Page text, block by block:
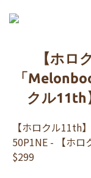
【ホロ
「
クル11th
【ホロクル11th
50P1NE - 【ホ
$299